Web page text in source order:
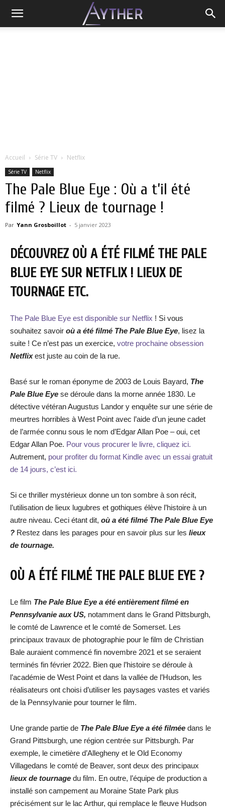
Accueil Série TV Netflix
Série TV Netflix
The Pale Blue Eye : Où a t’il été
filmé ? Lieux de tournage !
Par Yann Grosboillot - 5 janvier 2023
DÉCOUVREZ OÙ A ÉTÉ FILMÉ THE PALE
BLUE EYE SUR NETFLIX ! LIEUX DE
TOURNAGE ETC.
The Pale Blue Eye est disponible sur Netflix ! Si vous
souhaitez savoir où a été filmé The Pale Blue Eye, lisez la
suite ! Ce n’est pas un exercice, votre prochaine obsession
Netflixest juste au coin de la rue.
Basé sur le roman éponyme de 2003 de Louis Bayard, The
Pale Blue Eye se déroule dans la morne année 1830. Le
détective vétéran Augustus Landor y enquête sur une série de
meurtres horribles à West Point avec l’aide d’un jeune cadet
de l’armée connu sous le nom d’Edgar Allan Poe – oui, cet
Edgar Allan Poe. Pour vous procurer le livre, cliquez ici.
Autrement, pour profiter du format Kindle avec un essai gratuit
de 14 jours, c’est ici.
Si ce thriller mystérieux donne un ton sombre à son récit,
l’utilisation de lieux lugubres et gothiques élève l’histoire à un
autre niveau. Ceci étant dit, où a été filmé The Pale Blue Eye
? Restez dans les parages pour en savoir plus sur les lieux
de tournage.
OÙ A ÉTÉ FILMÉ THE PALE BLUE EYE ?
Le film The Pale Blue Eye a été entièrement filmé en
Pennsylvanie aux US, notamment dans le Grand Pittsburgh,
le comté de Lawrence et le comté de Somerset. Les
principaux travaux de photographie pour le film de Christian
Bale auraient commencé fin novembre 2021 et se seraient
terminés fin février 2022. Bien que l’histoire se déroule à
l’académie de West Point et dans la vallée de l’Hudson, les
réalisateurs ont choisi d’utiliser les paysages vastes et variés
de la Pennsylvanie pour tourner le film.
Une grande partie de The Pale Blue Eye a été filmée dans le
Grand Pittsburgh, une région centrée sur Pittsburgh. Par
exemple, le cimetière d’Allegheny et le Old Economy
Villagedans le comté de Beaver, sont deux des principaux
lieux de tournage du film. En outre, l’équipe de production a
installé son campement au Moraine State Park plus
précisément sur le lac Arthur, qui remplace le fleuve Hudson